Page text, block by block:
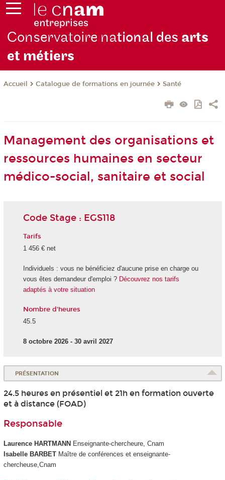
Conservatoire national des arts
et métiers
Accueil Catalogue de formations en journée Santé
Management des organisations et
ressources humaines en secteur
médico-social, sanitaire et social
Code Stage : EGS118
Tarifs
1 456 € net
Individuels : vous ne bénéficiez d'aucune prise en charge ou
vous êtes demandeur d'emploi ? Découvrez nos tarifs
adaptés à votre situation
Nombre d'heures
45.5
8 octobre 2026 - 30 avril 2027
PRÉSENTATION
24.5 heures en présentiel et 21h en formation ouverte
et à distance (FOAD)
Responsable
Laurence HARTMANN Enseignante-chercheure, Cnam
Isabelle BARBETMaître de conférences et enseignante-
chercheuse,Cnam